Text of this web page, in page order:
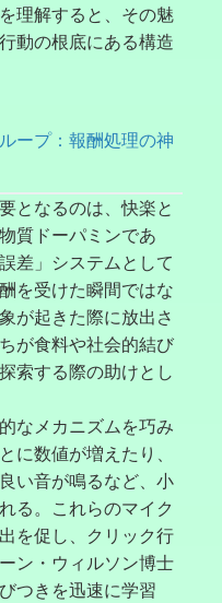
理解すると、その魅
動の根底にある構造
ープ：報酬処理の神
となるのは、快楽と
質ドーパミンであ
差」システムとして
を受けた瞬間ではな
が起きた際に放出さ
が食料や社会的結び
索する際の助けとし
なメカニズムを巧み
に数値が増えたり、
い音が鳴るなど、小
る。これらのマイク
を促し、クリック行
ン・ウィルソン博士
つきを迅速に学習